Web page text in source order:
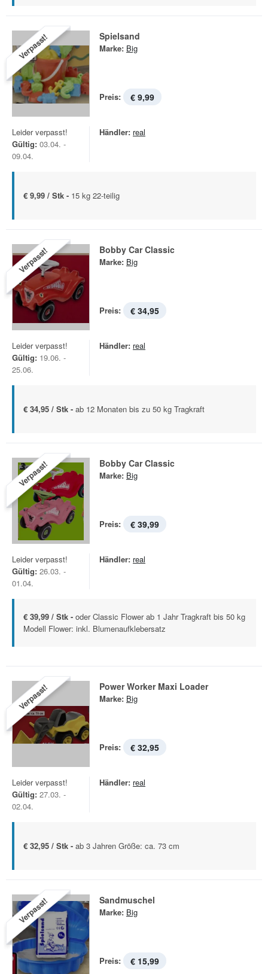
Verpasst! Spielsand
Marke: Big
Preis: € 9,99
Leider verpasst!
Gültig: 03.04. -
09.04.
Händler: real
€ 9,99 / Stk - 15 kg 22-teilig
Verpasst! Bobby Car Classic
Marke: Big
Preis: € 34,95
Leider verpasst!
Gültig: 19.06. -
25.06.
Händler: real
€ 34,95 / Stk - ab 12 Monaten bis zu 50 kg Tragkraft
Verpasst! Bobby Car Classic
Marke: Big
Preis: € 39,99
Leider verpasst!
Gültig: 26.03. -
01.04.
Händler: real
€ 39,99 / Stk - oder Classic Flower ab 1 Jahr Tragkraft bis 50 kg
Modell Flower: inkl. Blumenaufklebersatz
Verpasst! Power Worker Maxi Loader
Marke: Big
Preis: € 32,95
Leider verpasst!
Gültig: 27.03. -
02.04.
Händler: real
€ 32,95 / Stk - ab 3 Jahren Größe: ca. 73 cm
Verpasst! Sandmuschel
Marke: Big
Preis: € 15,99